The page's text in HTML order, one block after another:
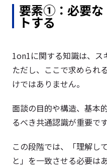
要素①：必要な
トする
1on1に関する知識は、ス
ただし、ここで求められ
けではありません。
面談の目的や構造、基本
るべき共通認識が重要です
この段階では、「理解し
と」を一致させる必要は